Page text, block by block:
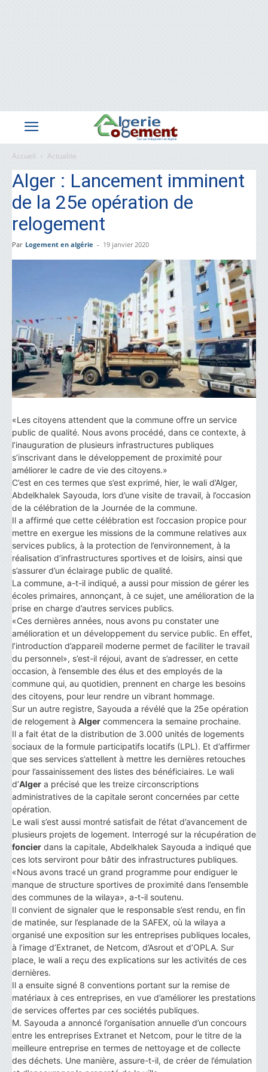
Accueil Actualite
Alger : Lancement imminent
de la 25e opération de
relogement
Par Logement en algérie - 19 janvier 2020
«Les citoyens attendent que la commune offre un service
public de qualité. Nous avons procédé, dans ce contexte, à
l’inauguration de plusieurs infrastructures publiques
s’inscrivant dans le développement de proximité pour
améliorer le cadre de vie des citoyens.»
C’est en ces termes que s’est exprimé, hier, le wali d’Alger,
Abdelkhalek Sayouda, lors d’une visite de travail, à l’occasion
de la célébration de la Journée de la commune.
Il a affirmé que cette célébration est l’occasion propice pour
mettre en exergue les missions de la commune relatives aux
services publics, à la protection de l’environnement, à la
réalisation d’infrastructures sportives et de loisirs, ainsi que
s’assurer d’un éclairage public de qualité.
La commune, a-t-il indiqué, a aussi pour mission de gérer les
écoles primaires, annonçant, à ce sujet, une amélioration de la
prise en charge d’autres services publics.
«Ces dernières années, nous avons pu constater une
amélioration et un développement du service public. En effet,
l’introduction d’appareil moderne permet de faciliter le travail
du personnel», s’est-il réjoui, avant de s’adresser, en cette
occasion, à l’ensemble des élus et des employés de la
commune qui, au quotidien, prennent en charge les besoins
des citoyens, pour leur rendre un vibrant hommage.
Sur un autre registre, Sayouda a révélé que la 25e opération
de relogement à Alger commencera la semaine prochaine.
Il a fait état de la distribution de 3.000 unités de logements
sociaux de la formule participatifs locatifs (LPL). Et d’affirmer
que ses services s’attellent à mettre les dernières retouches
pour l’assainissement des listes des bénéficiaires. Le wali
d’Alger a précisé que les treize circonscriptions
administratives de la capitale seront concernées par cette
opération.
Le wali s’est aussi montré satisfait de l’état d’avancement de
plusieurs projets de logement. Interrogé sur la récupération de
foncier dans la capitale, Abdelkhalek Sayouda a indiqué que
ces lots serviront pour bâtir des infrastructures publiques.
«Nous avons tracé un grand programme pour endiguer le
manque de structure sportives de proximité dans l’ensemble
des communes de la wilaya», a-t-il soutenu.
Il convient de signaler que le responsable s’est rendu, en fin
de matinée, sur l’esplanade de la SAFEX, où la wilaya a
organisé une exposition sur les entreprises publiques locales,
à l’image d’Extranet, de Netcom, d’Asrout et d’OPLA. Sur
place, le wali a reçu des explications sur les activités de ces
dernières.
Il a ensuite signé 8 conventions portant sur la remise de
matériaux à ces entreprises, en vue d’améliorer les prestations
de services offertes par ces sociétés publiques.
M. Sayouda a annoncé l’organisation annuelle d’un concours
entre les entreprises Extranet et Netcom, pour le titre de la
meilleure entreprise en termes de nettoyage et de collecte
des déchets. Une manière, assure-t-il, de créer de l’émulation